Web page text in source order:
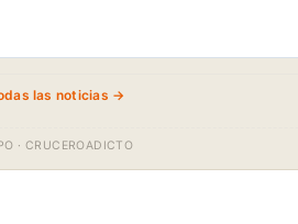
las noticias →
· CRUCEROADICTO